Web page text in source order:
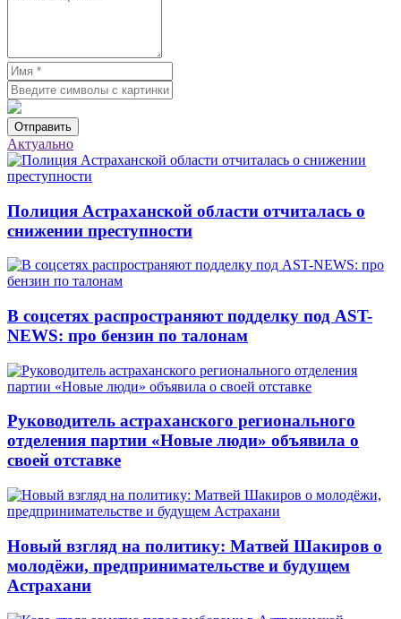
Отправить
Актуально
Полиция Астраханской области отчиталась о
снижении преступности
В соцсетях распространяют подделку под AST-
NEWS: про бензин по талонам
Руководитель астраханского регионального
отделения партии «Новые люди» объявила о
своей отставке
Новый взгляд на политику: Матвей Шакиров о
молодёжи, предпринимательстве и будущем
Астрахани